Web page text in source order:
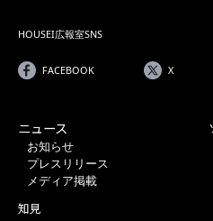
HOUSEI広報室SNS
FACEBOOK X
ニュース
お知らせ
プレスリリース
メディア掲載
知見